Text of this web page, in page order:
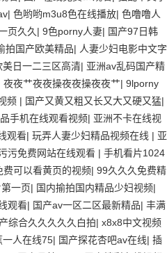
| 色哟哟m3u8色在线播放| 色噜噜人
页久久 | 9色porny人妻| 国产97日韩
拍国产欧美精品| 人妻少妇电影中文字
美日一二三区高清| 亚洲av乱码国产精
夜夜艹夜夜操夜夜操夜夜艹| 9lporny
频 | 国产又黄又粗又长又大又硬又猛|
手机在线观看视频| 亚洲不卡在线视
观看| 玩弄人妻少妇精品视频在线 | 亚
污免费网站在线观看 | 手机看片1024
费可以看黄页的视频| 99久久久免费精
一页| 国内揄拍国内精品少妇视频|
观看| 国产av一区二区最新精品| 丰满
综合久久久久久白拍| x8x8中文视频
一人在线75| 国产探花杏吧av在线| 插